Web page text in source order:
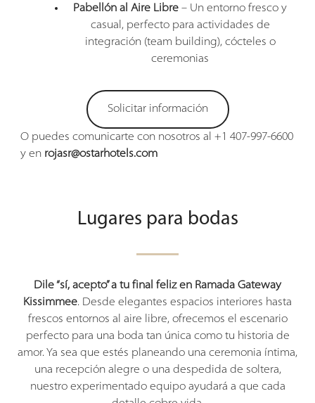
Pabellón al Aire Libre – Un entorno fresco y
casual, perfecto para actividades de
integración (team building), cócteles o
ceremonias
Solicitar información
O puedes comunicarte con nosotros al +1 407-997-6600
y en rojasr@ostarhotels.com
Lugares para bodas
Dile “sí, acepto” a tu final feliz en Ramada Gateway
Kissimmee. Desde elegantes espacios interiores hasta
frescos entornos al aire libre, ofrecemos el escenario
perfecto para una boda tan única como tu historia de
amor. Ya sea que estés planeando una ceremonia íntima,
una recepción alegre o una despedida de soltera,
nuestro experimentado equipo ayudará a que cada